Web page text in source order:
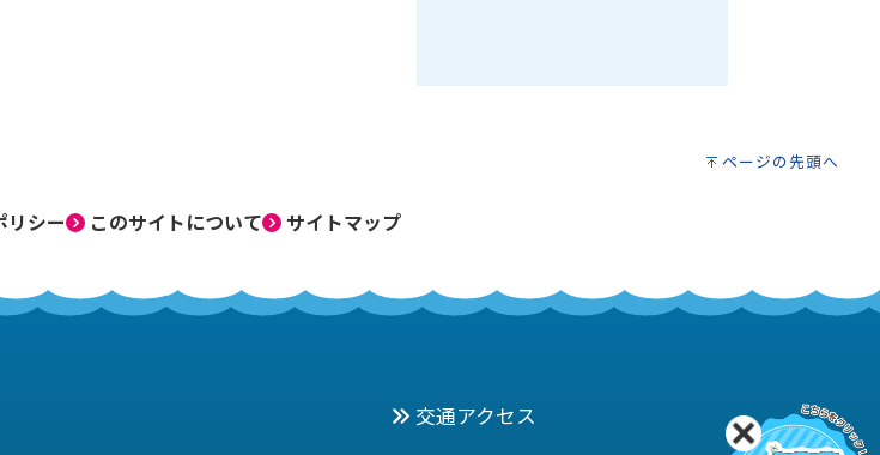
ページの先頭へ
リシー このサイトについて サイトマップ
交通アクセス